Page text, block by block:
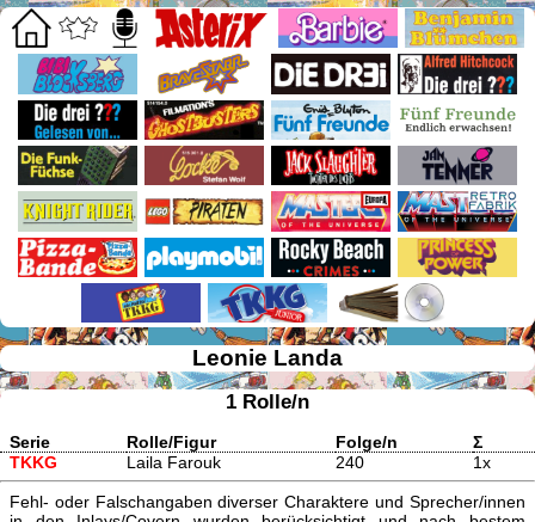
Leonie Landa
1 Rolle/n
Serie Rolle/Figur Folge/n
Σ
TKKG
Laila Farouk 240 1x
Fehl- oder Falschangaben diverser Charaktere und Sprecher/innen